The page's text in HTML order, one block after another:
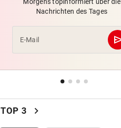
BOOKING.COM-DATENLECK vor
Betrugswelle gegen
schützen Sie sich
vor
steirischen Polizisten
Britney Spears: „Ich habe als
Mama versagt“
Nachrichten des Tages
E-Mail
TOP 3 chevron_right